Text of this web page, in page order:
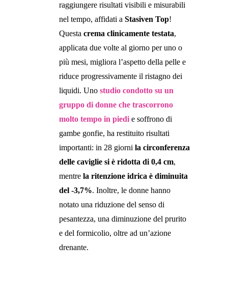
raggiungere risultati visibili e misurabili
nel tempo, affidati a Stasiven Top!
Questa crema clinicamente testata,
applicata due volte al giorno per uno o
più mesi, migliora l’aspetto della pelle e
riduce progressivamente il ristagno dei
liquidi. Uno studio condotto su un
gruppo di donne che trascorrono
molto tempo in piedi e soffrono di
gambe gonfie, ha restituito risultati
importanti: in 28 giorni la circonferenza
delle caviglie si è ridotta di 0,4 cm,
mentre la ritenzione idrica è diminuita
del -3,7%. Inoltre, le donne hanno
notato una riduzione del senso di
pesantezza, una diminuzione del prurito
e del formicolio, oltre ad un’azione
drenante.